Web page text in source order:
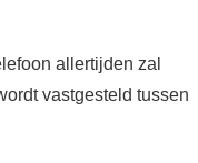
allertijden zal
vastgesteld tussen